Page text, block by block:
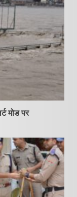
मोड पर